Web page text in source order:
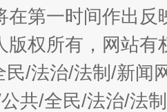
被判无期 从幼
在第一时间作出
版权所有，网站
民/法治/法制/新闻
共/全民/法治/法